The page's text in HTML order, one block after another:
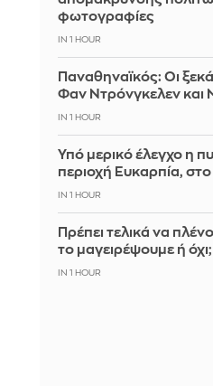
φωτογραφίες
IN 1 HOUR
Παναθηναϊκός: Οι
Φαν Ντρόνγκελεν και
IN 1 HOUR
Υπό μερικό έλεγχο η
περιοχή Ευκαρπία, στο
IN 1 HOUR
Πρέπει τελικά να
το μαγειρέψουμε ή όχι;
IN 1 HOUR